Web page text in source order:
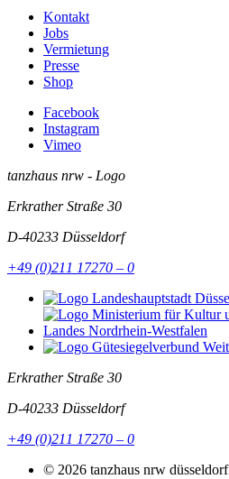
Kontakt
Jobs
Vermietung
Presse
Shop
Facebook
Instagram
Vimeo
tanzhaus nrw - Logo
Erkrather Straße 30
D-40233 Düsseldorf
+49 (0)211 17270 – 0
Erkrather Straße 30
D-40233 Düsseldorf
+49 (0)211 17270 – 0
© 2026 tanzhaus nrw düsseldorf